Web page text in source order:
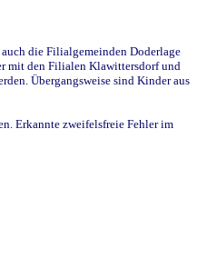
die Filialgemeinden Doderlage
mit den Filialen Klawittersdorf und
Übergangsweise sind Kinder aus
Erkannte zweifelsfreie Fehler im